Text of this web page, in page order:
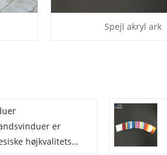
Spejl akryl ark
er
højkvalitets